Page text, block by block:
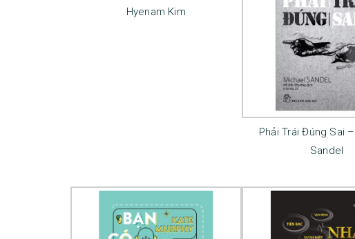
Hyenam Kim
Phải Trái Đúng Sai
Sandel